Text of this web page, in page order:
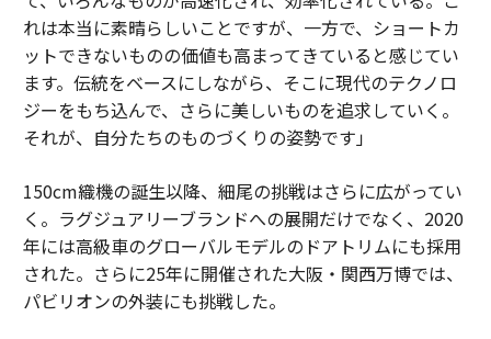
れは本当に素晴らしいことですが、一方で、ショートカ
ットできないものの価値も高まってきていると感じてい
ます。伝統をベースにしながら、そこに現代のテクノロ
ジーをもち込んで、さらに美しいものを追求していく。
それが、自分たちのものづくりの姿勢です」
150cm織機の誕生以降、細尾の挑戦はさらに広がってい
く。ラグジュアリーブランドへの展開だけでなく、2020
年には高級車のグローバルモデルのドアトリムにも採用
された。さらに25年に開催された大阪・関西万博では、
パビリオンの外装にも挑戦した。